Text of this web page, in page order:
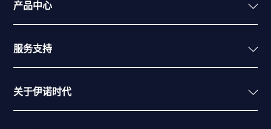
产品中心
服务支持
关于伊诺时代